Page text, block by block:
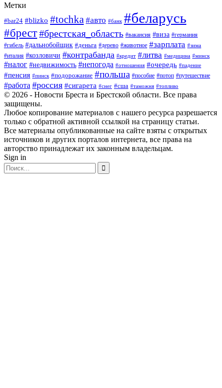
Метки
#bar24 #blizko #tochka #авто #банк #беларусь
#брест#брестская_область #вакансия #виза #германия
#гибель #дальнобойщик #деньга #дерево #животное #зарплата #зима
#италия #козловичи #контрабанда #кредит #литва #медицина #минск
#налог #недвижимость #непогода #отношения #очередь #падение
#пенсия #пинск #подорожание #польша #пособие #потоп #путешествие
#работа #россия #сигарета #снег #сша #таможня #топливо
© 2026 - Новости Бреста и Брестской области. Все права
защищены.
Любое копирование материалов с нашего ресурса разрешается
только с обратной активной ссылкой на страницу статьи.
Все материалы опубликованные на сайте взяты с открытых
источников и других порталов интернета, все права на
авторство принадлежат их законным владельцам.
Sign in